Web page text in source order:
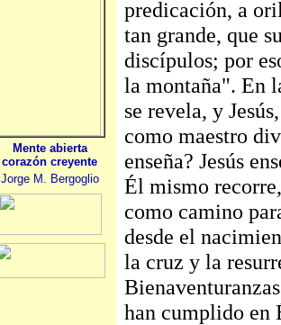
Mente abierta
corazón creyente
Jorge M. Bergoglio
predicación, a
tan grande, que
discípulos; por
la montaña". En
se revela, y
como maestro
enseña? Jesús
Él mismo
como camino
desde el
la cruz y la
han cumplido en